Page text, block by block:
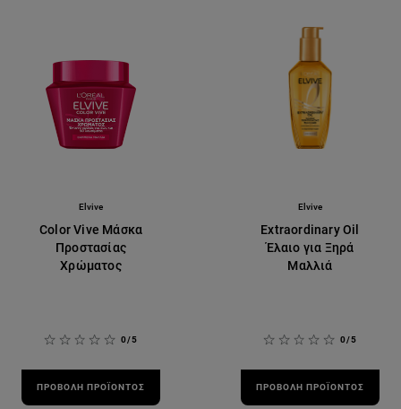
Elvive
Color Vive Μάσκα
Προστασίας
Χρώματος
0/5
ΠΡΟΒΟΛΉ ΠΡΟΪΌΝΤΟΣ
Elvive
Extraordinary Oil
Έλαιο για Ξηρά
Μαλλιά
0/5
ΠΡΟΒΟΛΉ ΠΡΟΪΌΝΤΟΣ